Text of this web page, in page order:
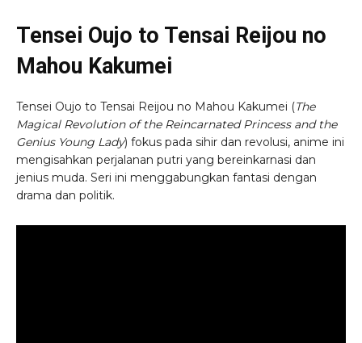
Tensei Oujo to Tensai Reijou no
Mahou Kakumei
Tensei Oujo to Tensai Reijou no Mahou Kakumei (The
Magical Revolution of the Reincarnated Princess and the
Genius Young Lady) fokus pada sihir dan revolusi, anime ini
mengisahkan perjalanan putri yang bereinkarnasi dan
jenius muda. Seri ini menggabungkan fantasi dengan
drama dan politik.